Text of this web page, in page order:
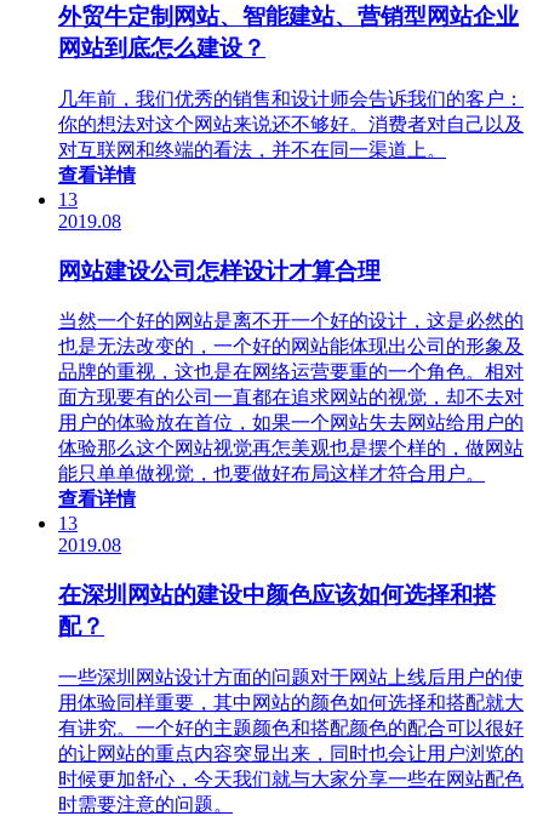
外贸牛定制网站、智能建站、营销型网站企业
网站到底怎么建设？
几年前，我们优秀的销售和设计师会告诉我们的客户：
你的想法对这个网站来说还不够好。消费者对自己以及
对互联网和终端的看法，并不在同一渠道上。
查看详情
13
2019.08
网站建设公司怎样设计才算合理
当然一个好的网站是离不开一个好的设计，这是必然的
也是无法改变的，一个好的网站能体现出公司的形象及
品牌的重视，这也是在网络运营要重的一个角色。相对
面方现要有的公司一直都在追求网站的视觉，却不去对
用户的体验放在首位，如果一个网站失去网站给用户的
体验那么这个网站视觉再怎美观也是摆个样的，做网站
能只单单做视觉，也要做好布局这样才符合用户。
查看详情
13
2019.08
在深圳网站的建设中颜色应该如何选择和搭
配？
一些深圳网站设计方面的问题对于网站上线后用户的使
用体验同样重要，其中网站的颜色如何选择和搭配就大
有讲究。一个好的主题颜色和搭配颜色的配合可以很好
的让网站的重点内容突显出来，同时也会让用户浏览的
时候更加舒心，今天我们就与大家分享一些在网站配色
时需要注意的问题。